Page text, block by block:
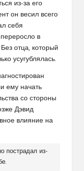
из-за его
он весил всего
себя
в
отца, который
усугублялась.
ему начать
со стороны
Дэвид
влияние на
пострадал из-